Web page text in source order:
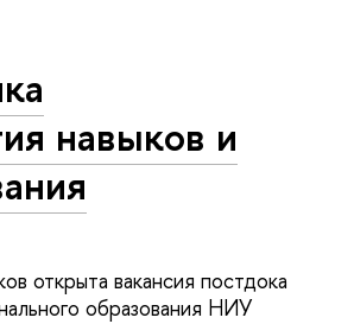
навыков и
открыта вакансия постдока
образования НИУ